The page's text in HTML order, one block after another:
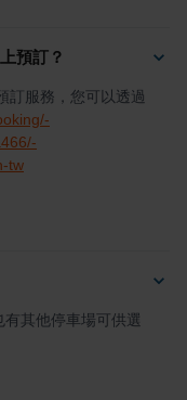
預訂？
訂服務，您可以透過
tw
其他停車場可供選